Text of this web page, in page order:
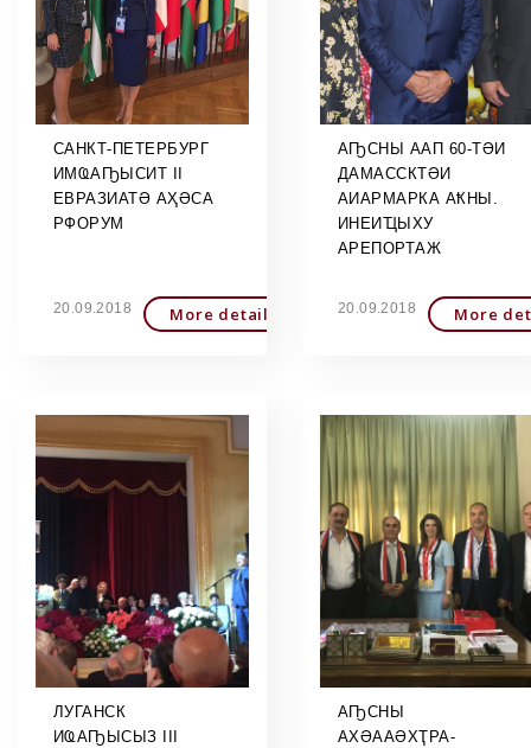
САНКТ-ПЕТЕРБУРГ
ИМҨАҦЫСИТ II
ЕВРАЗИАТӘ АҲӘСА
РФОРУМ
20.09.2018 More detailed
АҦСНЫ ААП 60-ТӘИ
ДАМАССКТӘИ
АИАРМАРКА АҞНЫ.
ИНЕИҴЫХУ
АРЕПОРТАЖ
20.09.2018 More
ЛУГАНСК
ИҨАҦЫСЫЗ III
АҦСНЫ
АХӘААӘХҬРА-